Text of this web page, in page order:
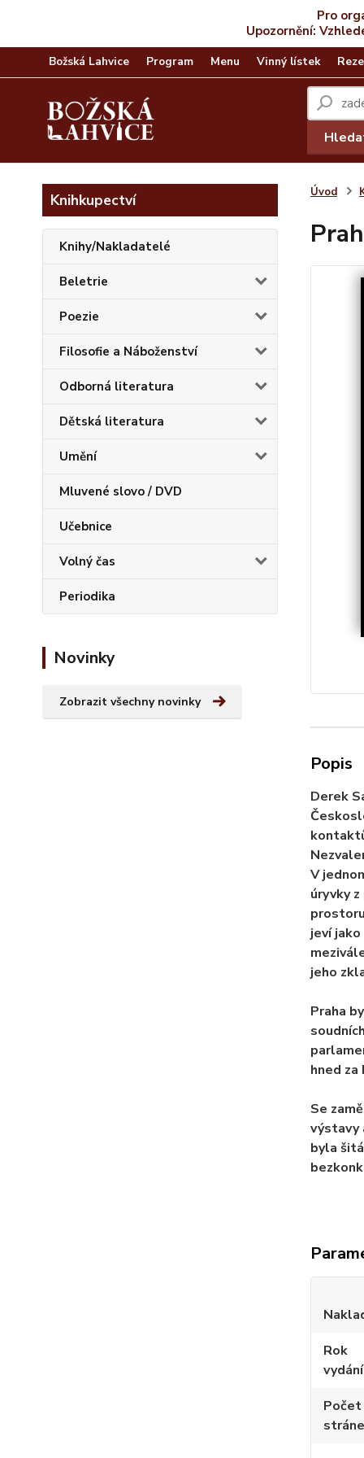
Pro
Upozornění:
Božská Lahvice Program Menu Vinný lístek
Knihkupectví
Knihy/Nakladatelé
Beletrie
Poezie
Filosofie a Náboženství
Odborná literatura
Dětská literatura
Umění
Mluvené slovo / DVD
Učebnice
Volný čas
Periodika
Novinky
Zobrazit všechny novinky
Úvod
Popis
Derek
V
úryvky
jeví
jeho
Praha
hned za
Se
výstavy
byla
Rok
vydání
Počet